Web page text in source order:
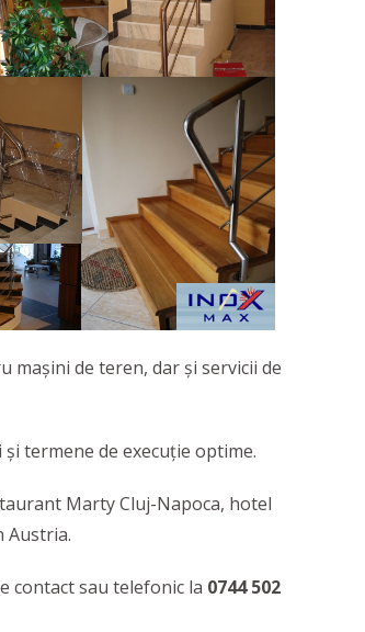
de teren, dar și servicii de
termene de execuție optime.
Marty Cluj-Napoca, hotel
Austria.
contact sau telefonic la 0744 502